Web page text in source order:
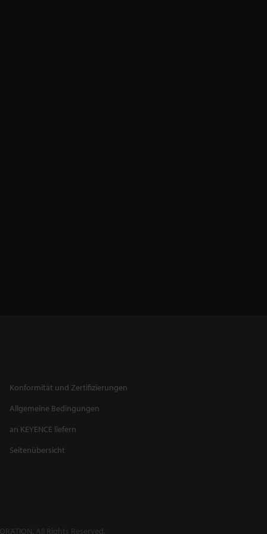
Konformität und Zertifizierungen
Allgemeine Bedingungen
an KEYENCE liefern
Seitenübersicht
All Rights Reserved.